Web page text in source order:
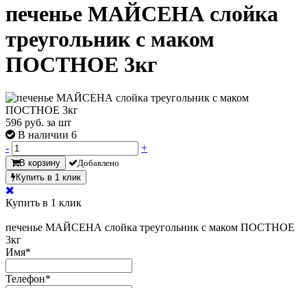
печенье МАЙСЕНА слойка
треугольник с маком
ПОСТНОЕ 3кг
596 руб. за шт
В наличии 6
-
+
В корзину
Добавлено
Купить в 1 клик
Купить в 1 клик
печенье МАЙСЕНА слойка треугольник с маком ПОСТНОЕ
3кг
Имя*
Телефон*